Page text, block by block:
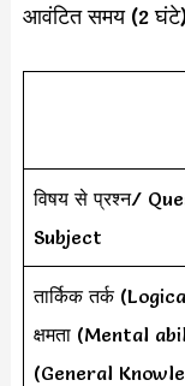
आवंटित समय (2 घंटे)
विषय से प्रश्न/
Subject
तार्किक तर्क
क्षमता (Mental
(General